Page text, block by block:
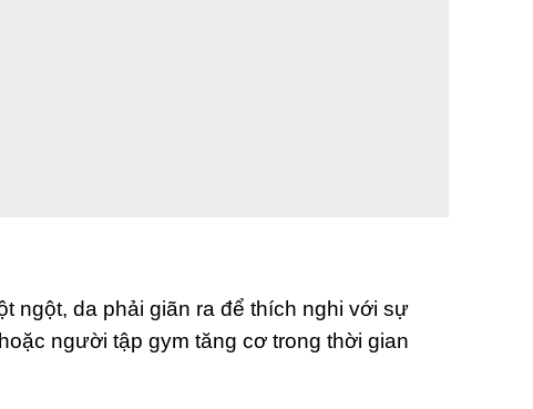
ngột, da phải giãn ra để thích nghi với sự
người tập gym tăng cơ trong thời gian